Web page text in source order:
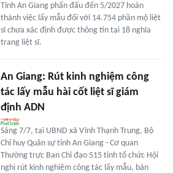
Tỉnh An Giang phấn đấu đến 5/2027 hoàn
thành việc lấy mẫu đối với 14.754 phần mộ liệt
sĩ chưa xác định được thông tin tại 18 nghĩa
trang liệt sĩ.
An Giang: Rút kinh nghiệm công
tác lấy mẫu hài cốt liệt sĩ giám
định ADN
Sáng 7/7, tại UBND xã Vĩnh Thạnh Trung, Bộ
Chỉ huy Quân sự tỉnh An Giang - Cơ quan
Thường trực Ban Chỉ đạo 515 tỉnh tổ chức Hội
nghị rút kinh nghiệm công tác lấy mẫu, bàn